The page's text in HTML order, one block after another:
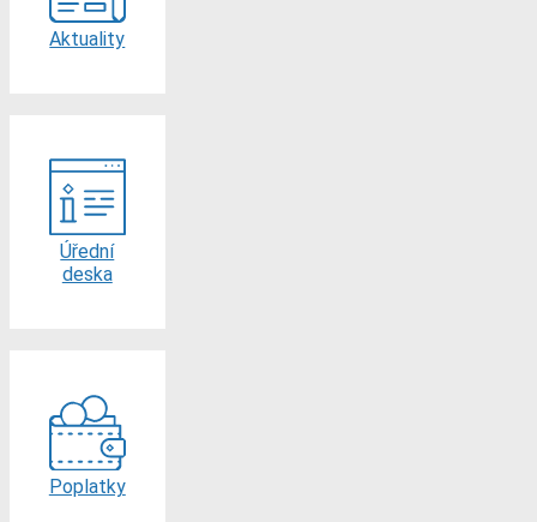
Aktuality
Úřední
deska
Poplatky